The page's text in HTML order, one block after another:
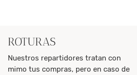
ROTURAS
Nuestros repartidores tratan con
mimo tus compras, pero en caso de